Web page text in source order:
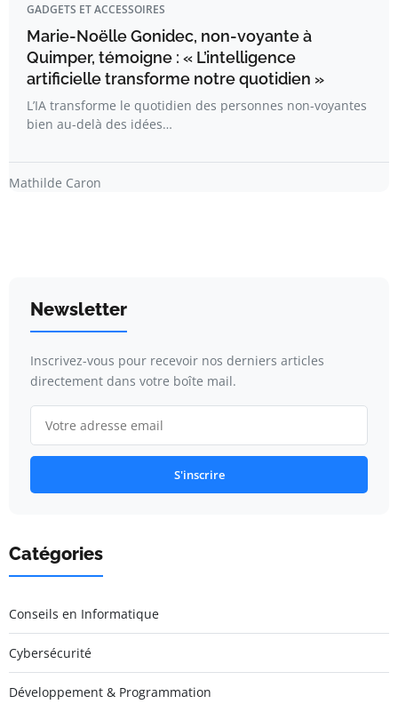
GADGETS ET ACCESSOIRES
Marie-Noëlle Gonidec, non-voyante à
Quimper, témoigne : « L’intelligence
artificielle transforme notre quotidien »
L’IA transforme le quotidien des personnes non-voyantes
bien au-delà des idées…
Mathilde Caron
Newsletter
Inscrivez-vous pour recevoir nos derniers articles
directement dans votre boîte mail.
S'inscrire
Catégories
Conseils en Informatique
Cybersécurité
Développement & Programmation